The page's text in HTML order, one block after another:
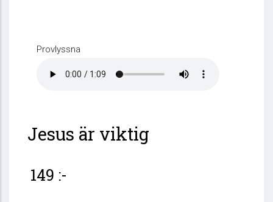
Provlyssna
Jesus är viktig
149 :-